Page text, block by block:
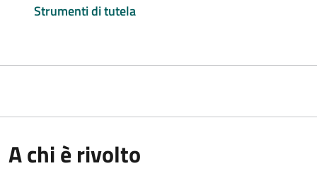
Strumenti di tutela
A chi è rivolto